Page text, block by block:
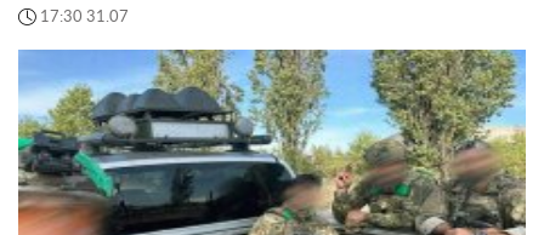
17:30 31.07